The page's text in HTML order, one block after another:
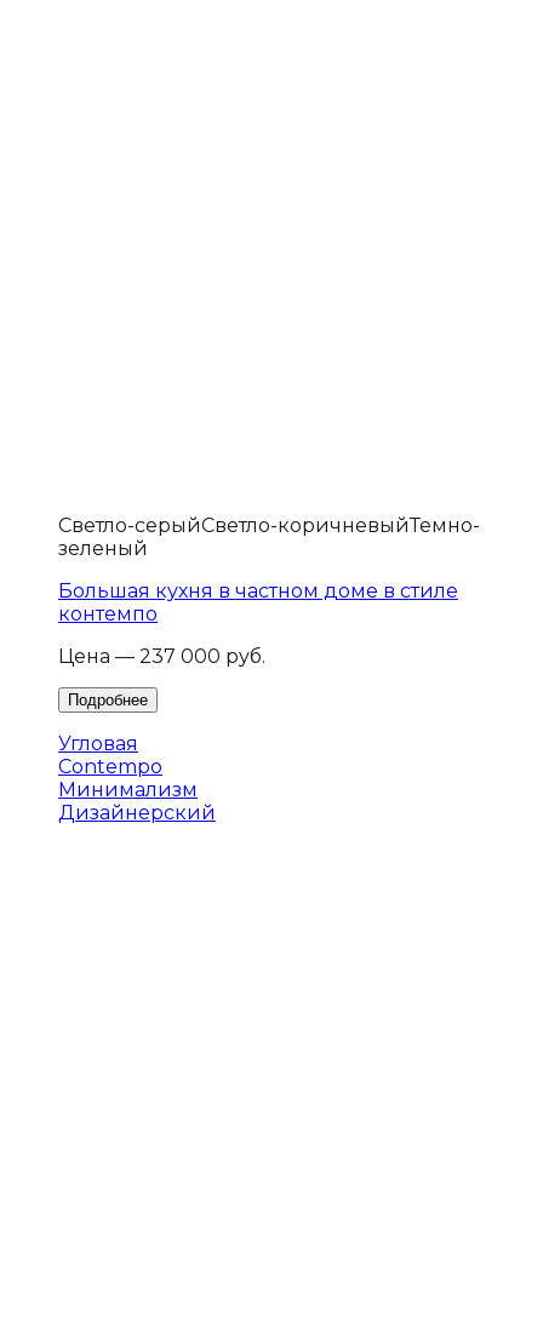
Светло-серыйСветло-коричневыйТемно-
зеленый
Большая кухня в частном доме в стиле
контемпо
Цена — 237 000 руб.
Угловая
Contempo
Минимализм
Дизайнерский